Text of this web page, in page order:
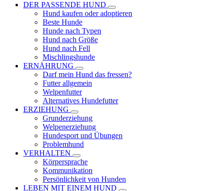
DER PASSENDE HUND
Hund kaufen oder adoptieren
Beste Hunde
Hunde nach Typen
Hund nach Größe
Hund nach Fell
Mischlingshunde
ERNÄHRUNG
Darf mein Hund das fressen?
Futter allgemein
Welpenfutter
Alternatives Hundefutter
ERZIEHUNG
Grunderziehung
Welpenerziehung
Hundesport und Übungen
Problemhund
VERHALTEN
Körpersprache
Kommunikation
Persönlichkeit von Hunden
LEBEN MIT EINEM HUND